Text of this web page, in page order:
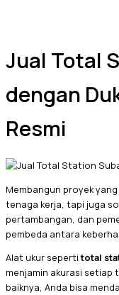
Jual Total
dengan
Resmi
Membangun proyek
tenaga kerja, tapi juga
pertambangan, dan
pembeda antara
Alat ukur sepertitotal
menjamin akurasi setiap
baiknya, Anda bisa